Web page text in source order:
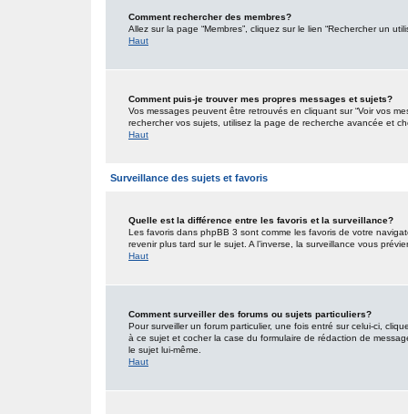
Comment rechercher des membres?
Allez sur la page “Membres”, cliquez sur le lien “Rechercher un
Haut
Comment puis-je trouver mes propres messages et sujets?
Vos messages peuvent être retrouvés en cliquant sur “Voir vos
rechercher vos sujets, utilisez la page de recherche avancée et
Haut
Surveillance des sujets et favoris
Quelle est la différence entre les favoris et la surveillance?
Les favoris dans phpBB 3 sont comme les favoris de votre
revenir plus tard sur le sujet. A l’inverse, la surveillance vous
Haut
Comment surveiller des forums ou sujets particuliers?
Pour surveiller un forum particulier, une fois entré sur celui-ci,
à ce sujet et cocher la case du formulaire de rédaction de
le sujet lui-même.
Haut